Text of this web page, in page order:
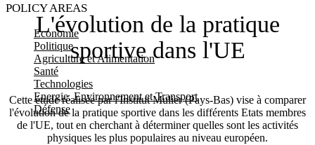
POLICY AREAS
Economie
Politique
Agriculture et Alimentation
Santé
Technologies
Energie, Environnement et Transport
Défense
L'évolution de la pratique
sportive dans l'UE
Cette étude réalisée par l'Institut Mulier (Pays-Bas) vise à comparer
l'évolution de la pratique sportive dans les différents Etats membres
de l'UE, tout en cherchant à déterminer quelles sont les activités
physiques les plus populaires au niveau européen.